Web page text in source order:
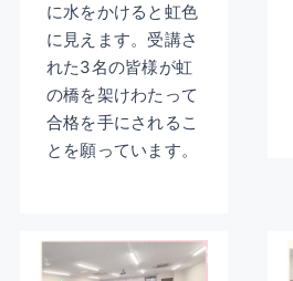
に水をかけると虹色
に見えます。受講さ
れた3名の皆様が虹
の橋を架けわたって
合格を手にされるこ
とを願っています。